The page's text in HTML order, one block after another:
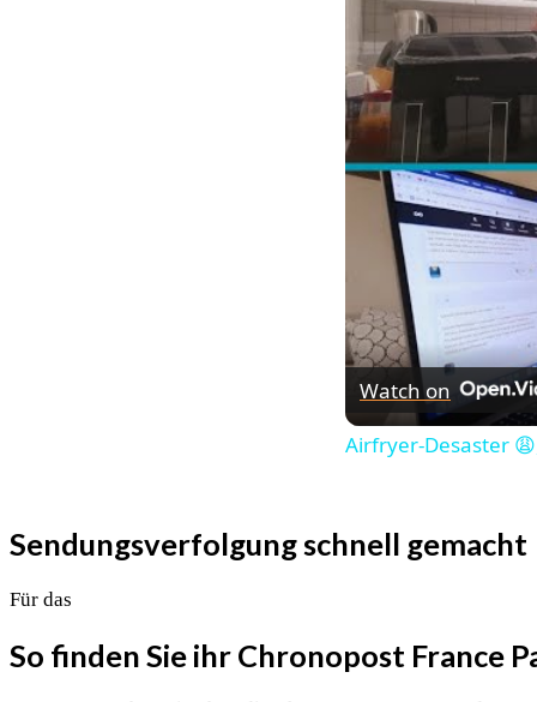
Watch on
Airfryer-Desaster
Sendungsverfolgung schnell gemacht
Für das
So finden Sie ihr Chronopost France